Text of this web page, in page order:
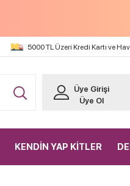
5000 TL Üzeri Kredi Kartı ve
Üye Girişi
Üye Ol
KENDİN YAP KİTLER